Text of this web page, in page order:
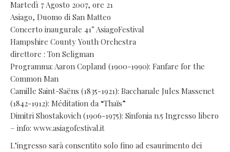
Martedì 7 Agosto 2007, ore 21
Asiago, Duomo di San Matteo
Concerto inaugurale 41° AsiagoFestival
Hampshire County Youth Orchestra
direttore : Ton Seligman
Programma: Aaron Copland (1900-1990): Fanfare for the
Common Man
Camille Saint-Saëns (1835-1921): Bacchanale Jules Massenet
(1842-1912): Méditation da “Thaïs”
Dimitri Shostakovich (1906-1975): Sinfonia n.5 Ingresso libero
– info: www.asiagofestival.it
L’ingresso sarà consentito solo fino ad esaurimento dei